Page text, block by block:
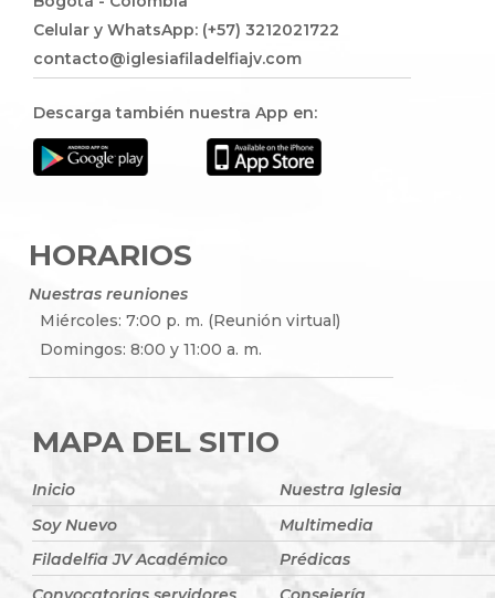
Celular y WhatsApp: (+57) 3212021722
contacto@iglesiafiladelfiajv.com
Descarga también nuestra App en:
HORARIOS
Nuestras reuniones
Miércoles: 7:00 p. m. (Reunión virtual)
Domingos: 8:00 y 11:00 a. m.
MAPA DEL SITIO
Inicio
Nuestra Iglesia
Soy Nuevo
Multimedia
Filadelfia JV Académico
Prédicas